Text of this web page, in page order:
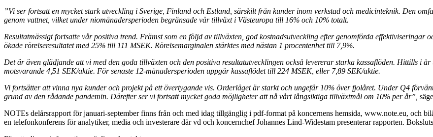
”Vi ser fortsatt en mycket stark utveckling i Sverige, Finland och Estland, särskilt från kunder inom verkstad och medicinteknik. Den
genom vattnet, vilket under niomånadersperioden begränsade vår tillväxt i Västeuropa till 16% och 10% totalt.
Resultatmässigt fortsatte vår positiva trend. Främst som en följd av tillväxten, god kostnadsutveckling efter genomförda effektiviseringar
ökade rörelseresultatet med 25% till 111 MSEK. Rörelsemarginalen stärktes med nästan 1 procentenhet till 7,9%.
Det är även glädjande att vi med den goda tillväxten och den positiva resultatutvecklingen också levererar starka kassaflöden. Hittills i
motsvarande 4,51 SEK/aktie. För senaste 12-månadersperioden uppgår kassaflödet till 224 MSEK, eller 7,89 SEK/aktie.
Vi fortsätter att vinna nya kunder och projekt på ett övertygande vis. Orderläget är starkt och ungefär 10% över fjolåret. Under Q4
grund av den rådande pandemin. Därefter ser vi fortsatt mycket goda möjligheter att nå vårt långsiktiga tillväxtmål om 10% per år”,
NOTEs delårsrapport för januari-september finns från och med idag tillgänglig i pdf-format på koncernens hemsida, www.note.eu, och
en telefonkonferens för analytiker, media och investerare där vd och koncernchef Johannes Lind-Widestam presenterar rapporten.